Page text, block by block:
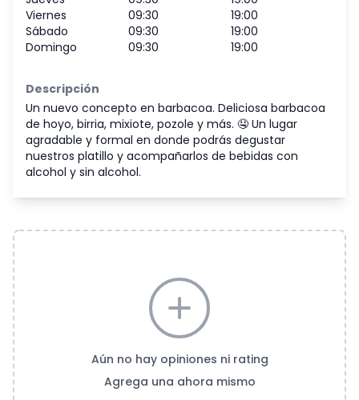
Viernes
09:30
19:00
Sábado
09:30
19:00
Domingo
09:30 19:00
Descripción
Un nuevo concepto en barbacoa. Deliciosa barbacoa
de hoyo, birria, mixiote, pozole y más. 🤤 Un lugar
agradable y formal en donde podrás degustar
nuestros platillo y acompañarlos de bebidas con
alcohol y sin alcohol.
Aún no hay opiniones ni rating
Agrega una ahora mismo